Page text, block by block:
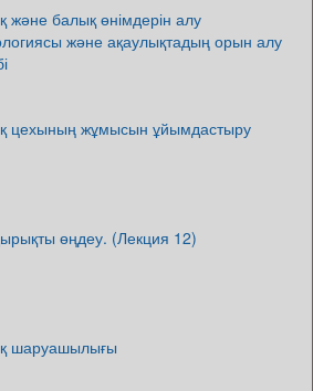
және балық өнімдерін алу
және ақаулықтадың орын алу
цехының жұмысын ұйымдастыру
өңдеу. (Лекция 12)
шаруашылығы